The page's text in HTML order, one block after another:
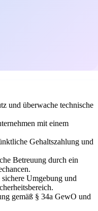
und überwache technische
mit einem
Gehaltszahlung und
Betreuung durch ein
sichere Umgebung und
gemäß § 34a GewO und